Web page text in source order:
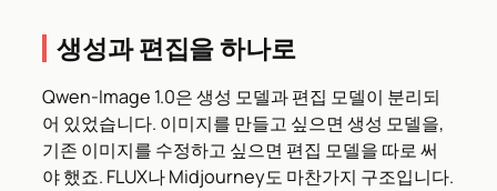
생성과 편집을 하나로
Qwen-Image 1.0은 생성 모델과 편집 모델이 분리되
어 있었습니다. 이미지를 만들고 싶으면 생성 모델을,
기존 이미지를 수정하고 싶으면 편집 모델을 따로 써
야 했죠. FLUX나 Midjourney도 마찬가지 구조입니다.